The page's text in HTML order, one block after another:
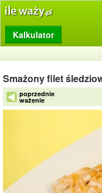
Produkty
Dziennik
Przelicznik
Porównywarka
Słownik
O stronie
Kalkulator
Smażony filet
poprzednie
ważenie